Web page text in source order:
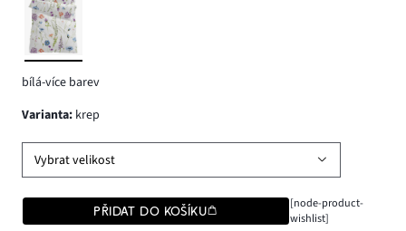
bílá-více barev
varianta: krep
Vybrat velikost
PŘIDAT DO KOŠÍKU
[node-product-
wishlist]